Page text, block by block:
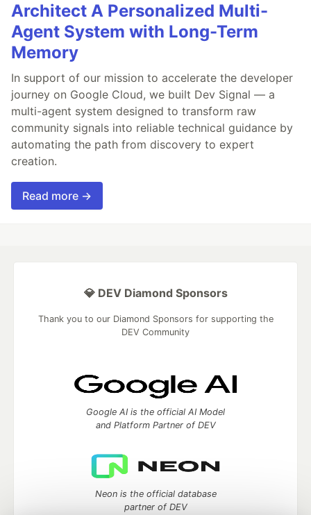
Architect A Personalized Multi-
Agent System with Long-Term
Memory
In support of our mission to accelerate the developer
journey on Google Cloud, we built Dev Signal — a
multi-agent system designed to transform raw
community signals into reliable technical guidance by
automating the path from discovery to expert
creation.
Read more →
💎 DEV Diamond Sponsors
Thank you to our Diamond Sponsors for supporting the
DEV Community
Google AI is the official AI Model
and Platform Partner of DEV
Neon is the official database
partner of DEV